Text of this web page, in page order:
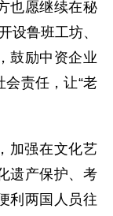
也愿继续在秘
设鲁班工坊、
鼓励中资企业
责任，让“老
加强在文化艺
遗产保护、考
利两国人员往